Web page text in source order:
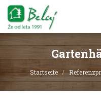
Startseite